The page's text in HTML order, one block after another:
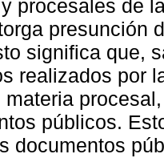
procesales de
presunción
significa que,
realizados por
públicos.
documentos